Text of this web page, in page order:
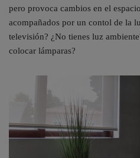
pero provoca cambios en el
acompañados por un contol de la
televisión? ¿No tienes luz
colocar lámparas?